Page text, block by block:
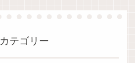
カテゴリー